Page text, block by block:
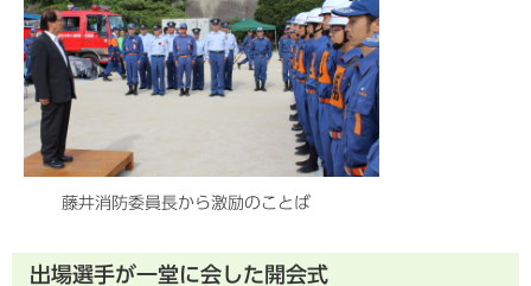
藤井消防委員長から激励のことば
出場選手が一堂に会した開会式